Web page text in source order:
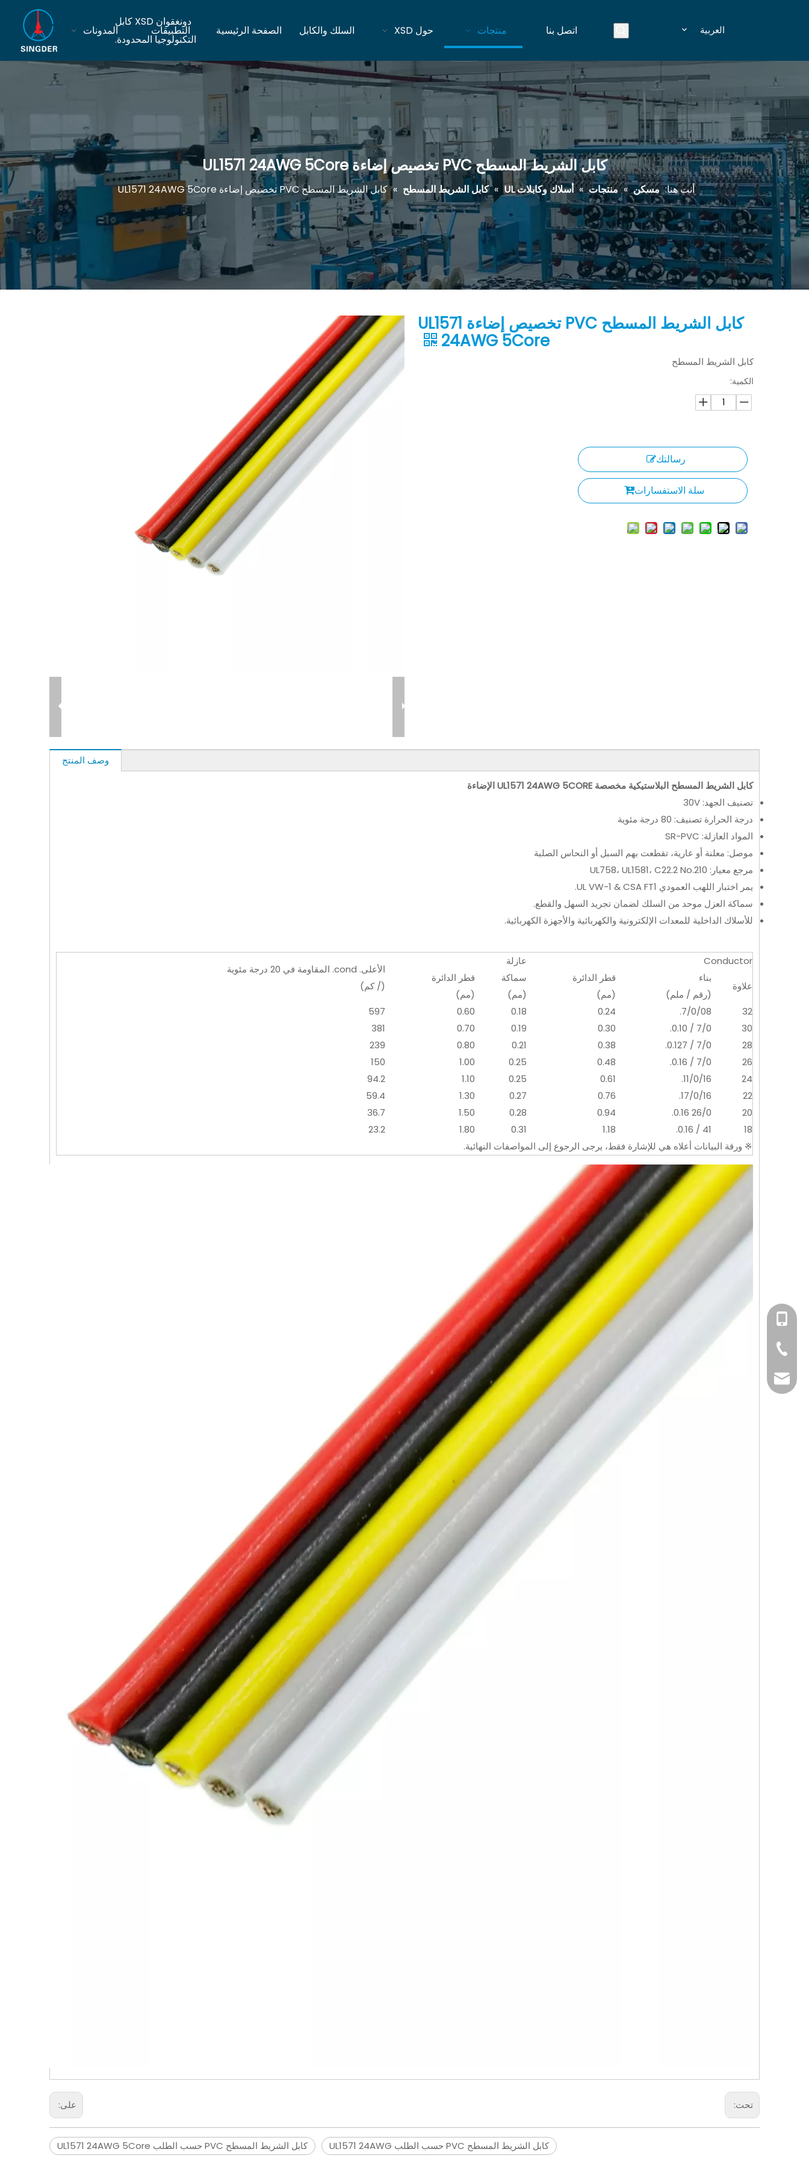
دونغقوان XSD كابل
التكنولوجيا المحدودة.
اتصل بنا منتجات حول XSD السلك والكابل الصفحة الرئيسية التطبيقات المدونات العربية
كابل الشريط المسطح PVC تخصيص إضاءة UL1571 24AWG 5Core
أنت هنا: مسكن » منتجات » أسلاك وكابلات UL » كابل الشريط المسطح » كابل الشريط المسطح PVC تخصيص إضاءة UL1571 24AWG 5Core
كابل الشريط المسطح PVC تخصيص إضاءة UL1571
24AWG 5Core
كابل الشريط المسطح
الكمية:
رسالتك
سلة الاستفسارات
وصف المنتج
كابل الشريط المسطح البلاستيكية مخصصة UL1571 24AWG 5CORE الإضاءة
تصنيف الجهد: 30V
درجة الحرارة تصنيف: 80 درجة مئوية
المواد العازلة: SR-PVC
موصل: معلنة أو عارية، تقطعت بهم السبل أو النحاس الصلبة
مرجع معيار: UL758، UL1581، C22.2 No.210
يمر اختبار اللهب العمودي UL VW-1 & CSA FT1.
سماكة العزل موحد من السلك لضمان تجريد السهل والقطع.
للأسلاك الداخلية للمعدات الإلكترونية والكهربائية والأجهزة الكهربائية.
Conductor عازلة
الأعلى. cond. المقاومة في 20 درجة مئوية
(/ كم)
علاوة
بناء
(رقم / ملم)
قطر الدائرة
(مم)
سماكة
(مم)
قطر الدائرة
(مم)
32
7/0/08.
0.24
0.18
0.60
597
30
7/0 / 0.10.
0.30
0.19
0.70
381
28
7/0 / 0.127.
0.38
0.21
0.80
239
26
7/0 / 0.16.
0.48
0.25
1.00
150
24
11/0/16.
0.61
0.25
1.10
94.2
22
17/0/16.
0.76
0.27
1.30
59.4
20
26/0 0.16.
0.94
0.28
1.50
36.7
18
41 / 0.16.
1.18
0.31
1.80
23.2
※ ورقة البيانات أعلاه هي للإشارة فقط، يرجى الرجوع إلى المواصفات النهائية.
على: تحت:
كابل الشريط المسطح PVC حسب الطلب UL1571 24AWG 5Core كابل الشريط المسطح PVC حسب الطلب UL1571 24AWG
+86-15814198581
+86-769-